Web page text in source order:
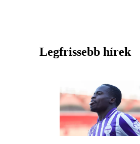
Legfrissebb hírek